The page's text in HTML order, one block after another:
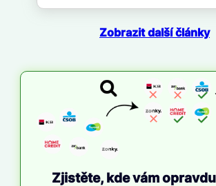
Zobrazit další články
Zjistěte, kde vám